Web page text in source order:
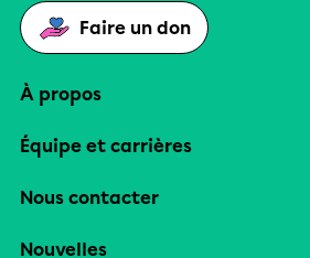
Faire un don
À propos
Équipe et carrières
Nous contacter
Nouvelles